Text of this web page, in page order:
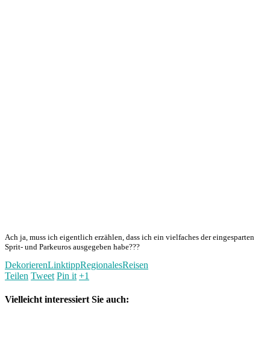
Ach ja, muss ich eigentlich erzählen, dass ich ein vielfaches der eingesparten
Sprit- und Parkeuros ausgegeben habe???
DekorierenLinktippRegionalesReisen
Teilen Tweet Pin it +1
Vielleicht interessiert Sie auch: